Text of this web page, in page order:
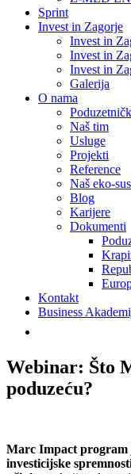
Sprint
Invest in Zagorje
Invest in
Invest in
Invest in
Galerija
O nama
Naš tim
Usluge
Projekti
Reference
Naš eko-
Blog
Karijere
Dokumenti
Kontakt
Business
Webinar: Što
poduzeću?
Marc Impact program
investicijske